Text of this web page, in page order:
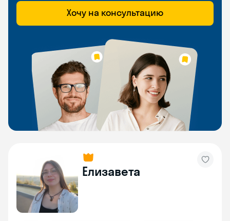
Хочу на консультацию
Елизавета